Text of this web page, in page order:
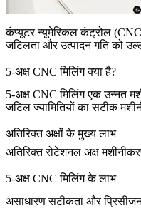
कंप्यूटर न्यूमेरिकल कंट्रोल (
जटिलता और उत्पादन गति को
5-अक्ष CNC मिलिंग क्या है?
5-अक्ष CNC मिलिंग एक उन्नत
जटिल ज्यामितियों का सटीक
अतिरिक्त अक्षों के मुख्य लाभ
अतिरिक्त रोटेशनल अक्ष
5-अक्ष CNC मिलिंग के लाभ
असाधारण सटीकता और